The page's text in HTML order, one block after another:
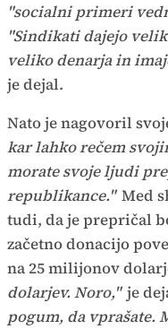
"socialni primeri
"Sindikati dajejo
veliko denarja in
je dejal.
Nato je nagovoril
kar lahko rečem
morate svoje ljudi
republikance." Med
tudi, da je prepričal
začetno donacijo
na 25 milijonov
dolarjev. Noro," je
pogum, da vprašate.